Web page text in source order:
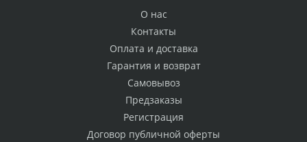
О нас
Контакты
Оплата и доставка
Гарантия и возврат
Самовывоз
Предзаказы
Регистрация
Договор публичной оферты